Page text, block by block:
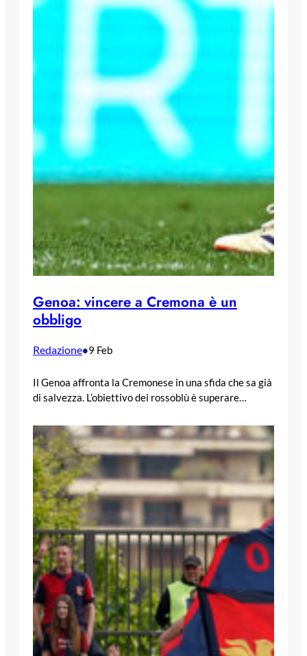
Genoa: vincere a Cremona è un
obbligo
Redazione•9 Feb
Il Genoa affronta la Cremonese in una sfida che sa già
di salvezza. L’obiettivo dei rossoblù è superare…